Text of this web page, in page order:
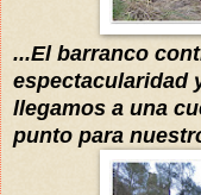
...El barranco
espectacularidad
llegamos a una
punto para